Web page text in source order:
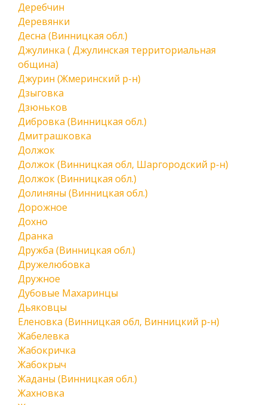
Деребчин
Деревянки
Десна (Винницкая обл.)
Джулинка ( Джулинская территориальная
община)
Джурин (Жмеринский р-н)
Дзыговка
Дзюньков
Дибровка (Винницкая обл.)
Дмитрашковка
Должок
Должок (Винницкая обл, Шаргородский р-н)
Должок (Винницкая обл.)
Долиняны (Винницкая обл.)
Дорожное
Дохно
Дранка
Дружба (Винницкая обл.)
Дружелюбовка
Дружное
Дубовые Махаринцы
Дьяковцы
Еленовка (Винницкая обл, Винницкий р-н)
Жабелевка
Жабокричка
Жабокрыч
Жаданы (Винницкая обл.)
Жахновка